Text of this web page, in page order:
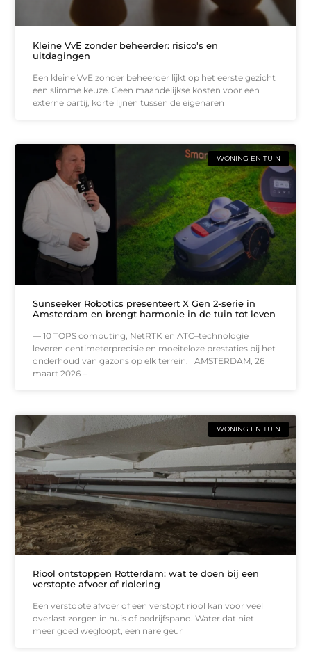
Kleine VvE zonder beheerder: risico's en
uitdagingen
Een kleine VvE zonder beheerder lijkt op het eerste gezicht
een slimme keuze. Geen maandelijkse kosten voor een
externe partij, korte lijnen tussen de eigenaren
WONING EN TUIN
Sunseeker Robotics presenteert X Gen 2-serie in
Amsterdam en brengt harmonie in de tuin tot leven
— 10 TOPS computing, NetRTK en ATC–technologie
leveren centimeterprecisie en moeiteloze prestaties bij het
onderhoud van gazons op elk terrein. AMSTERDAM, 26
maart 2026 –
WONING EN TUIN
Riool ontstoppen Rotterdam: wat te doen bij een
verstopte afvoer of riolering
Een verstopte afvoer of een verstopt riool kan voor veel
overlast zorgen in huis of bedrijfspand. Water dat niet
meer goed wegloopt, een nare geur